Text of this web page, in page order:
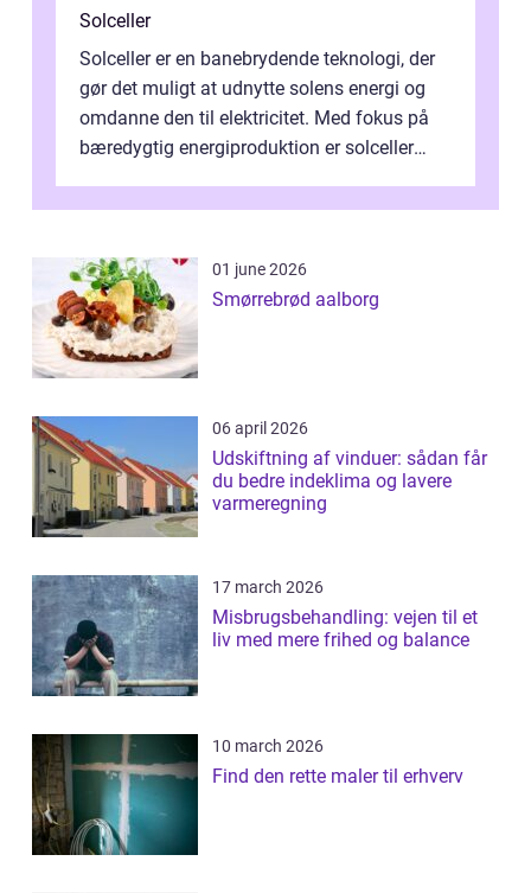
Solceller
Solceller er en banebrydende teknologi, der
gør det muligt at udnytte solens energi og
omdanne den til elektricitet. Med fokus på
bæredygtig energiproduktion er solceller
01 june 2026
Smørrebrød aalborg
06 april 2026
Udskiftning af vinduer: sådan får
du bedre indeklima og lavere
varmeregning
17 march 2026
Misbrugsbehandling: vejen til et
liv med mere frihed og balance
10 march 2026
Find den rette maler til erhverv